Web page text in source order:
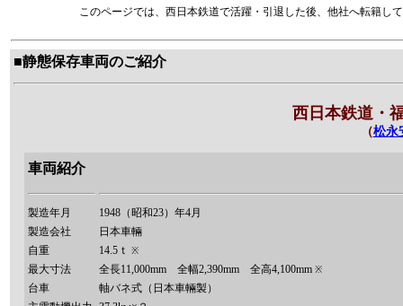
このページでは、西日本鉄道で活躍・引退した後、他社へ転籍し
■静態保存車両のご紹介
西日本鉄道・
（松永
車両紹介
製造年月
1948（昭和23）年4月
製造会社
日本車輛
自重
14.5ｔ ※
最大寸法 全長11,000mm 全幅2,390mm 全高4,100mm ※
台車
軸バネ式（日本車輛製）